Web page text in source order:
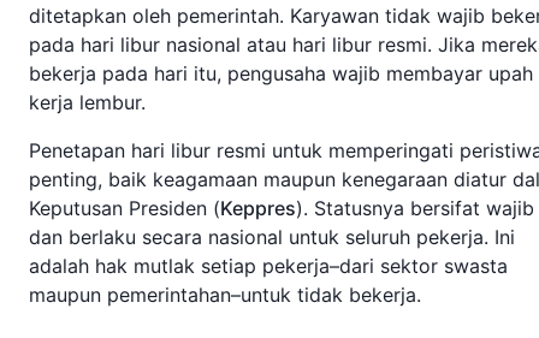
ditetapkan oleh pemerintah. Karyawan tidak wajib
pada hari libur nasional atau hari libur resmi. Jika
bekerja pada hari itu, pengusaha wajib membayar upah
kerja lembur.
Penetapan hari libur resmi untuk memperingati
penting, baik keagamaan maupun kenegaraan diatur
Keputusan Presiden (Keppres). Statusnya bersifat wajib
dan berlaku secara nasional untuk seluruh pekerja. Ini
adalah hak mutlak setiap pekerja–dari sektor swasta
maupun pemerintahan–untuk tidak bekerja.